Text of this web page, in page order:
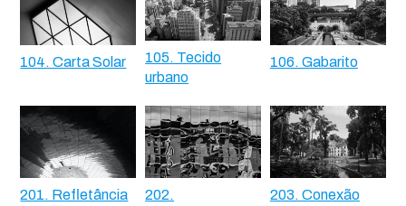
104. Carta Solar
105. Tecido
urbano
106. Gabarito
201. Refletância
202.
203. Conexão